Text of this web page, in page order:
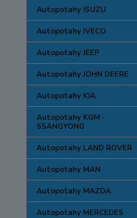
Autopotahy ISUZU
Autopotahy IVECO
Autopotahy JEEP
Autopotahy JOHN DEERE
Autopotahy KIA
Autopotahy KGM -
SSANGYONG
Autopotahy LAND ROVER
Autopotahy MAN
Autopotahy MAZDA
Autopotahy MERCEDES